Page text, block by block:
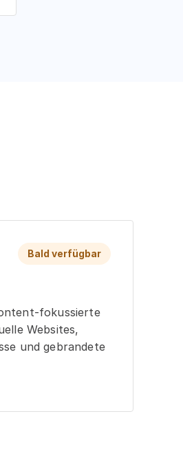
Bald verfügbar
fokussierte
Websites,
und gebrandete